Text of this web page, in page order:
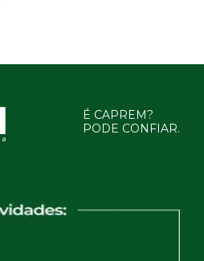
É CAPREM?
PODE CONFIAR.